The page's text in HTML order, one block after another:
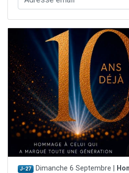
J-27 Dimanche 6 Septembre |